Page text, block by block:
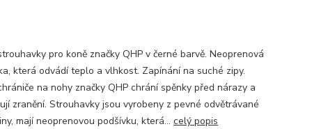
pro koně značky QHP v černé barvě. Neoprenová
která odvádí teplo a vlhkost. Zapínání na suché zipy.
na nohy značky QHP chrání spěnky před nárazy a
zranění. Strouhavky jsou vyrobeny z pevné odvětrávané
mají neoprenovou podšívku, která... celý popis